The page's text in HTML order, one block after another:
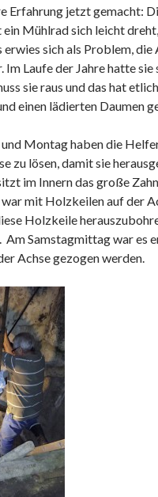
Erfahrung jetzt gemacht:
Mühlrad sich leicht
erwies sich als Problem, die
Laufe der Jahre hatte sie
sie raus und das hat
einen lädierten Daumen
Montag haben die
zu lösen, damit sie
im Innern das große
war mit Holzkeilen auf der
Holzkeile
Samstagmittag war es
Achse gezogen werden.